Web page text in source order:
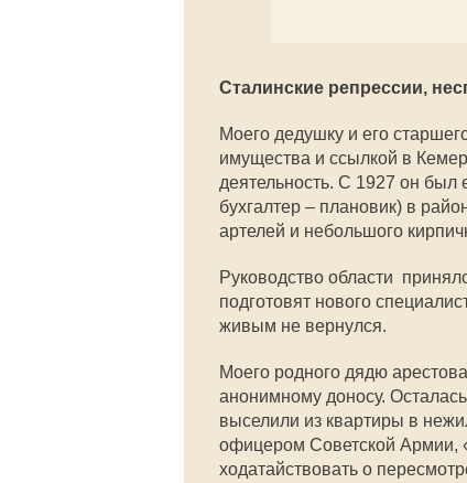
Сталинские репрессии,
Моего дедушку и его
имущества и ссылкой в
деятельность. С 1927 он был
бухгалтер – плановик) в
артелей и небольшого
Руководство области
подготовят нового
живым не вернулся.
Моего родного дядю
анонимному доносу.
выселили из квартиры в
офицером Советской Армии,
ходатайствовать о